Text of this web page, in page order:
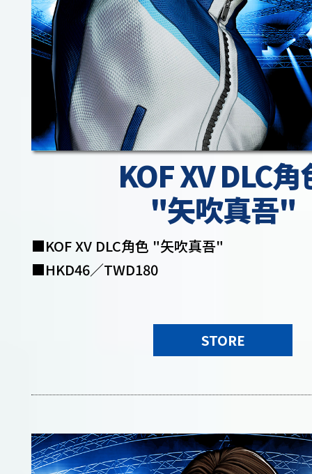
KOF XV DLC角
"矢吹真吾"
■KOF XV DLC角色 "矢吹真吾"
■HKD46／TWD180
STORE